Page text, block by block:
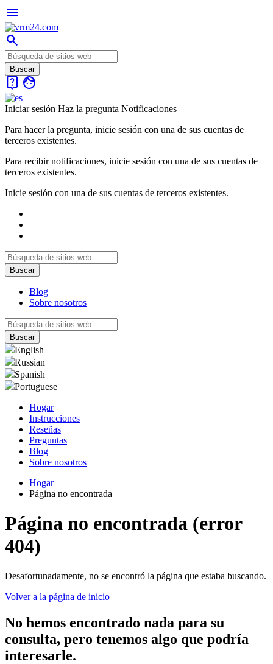
menu
search
live_help face
Iniciar sesión Haz la pregunta Notificaciones
Para hacer la pregunta, inicie sesión con una de sus cuentas de
terceros existentes.
Para recibir notificaciones, inicie sesión con una de sus cuentas de
terceros existentes.
Inicie sesión con una de sus cuentas de terceros existentes.
Blog
Sobre nosotros
English
Russian
Spanish
Portuguese
Hogar
Instrucciones
Reseñas
Preguntas
Blog
Sobre nosotros
Hogar
Página no encontrada
Página no encontrada (error
404)
Desafortunadamente, no se encontró la página que estaba buscando.
Volver a la página de inicio
No hemos encontrado nada para su
consulta, pero tenemos algo que podría
interesarle.